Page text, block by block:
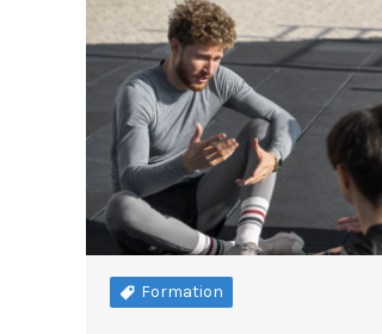
Formation